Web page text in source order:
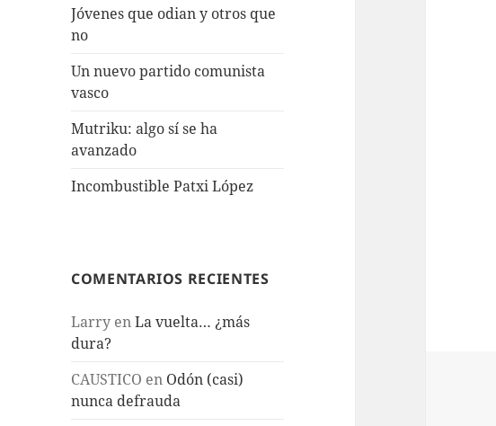
Jóvenes que odian y otros que
no
Un nuevo partido comunista
vasco
Mutriku: algo sí se ha
avanzado
Incombustible Patxi López
COMENTARIOS RECIENTES
Larry enLa vuelta… ¿más
dura?
CAUSTICO en Odón (casi)
nunca defrauda